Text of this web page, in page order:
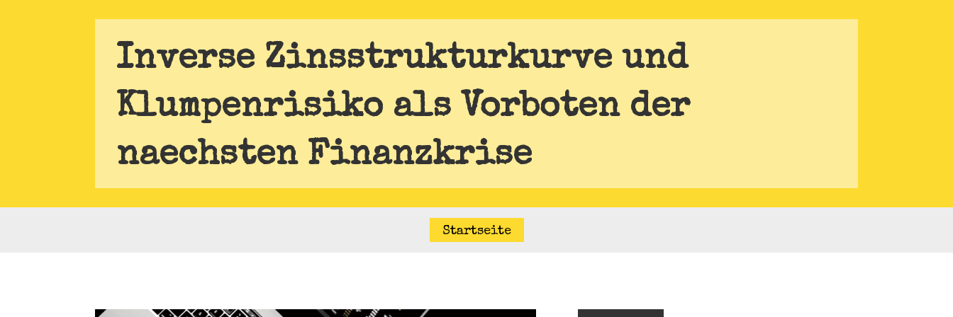
Inverse Zinsstrukturkurve und
Klumpenrisiko als Vorboten der
naechsten Finanzkrise
Startseite